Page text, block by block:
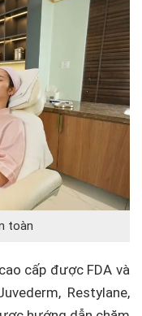
toàn
cấp được FDA và
Restylane,